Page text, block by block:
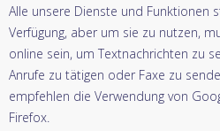
Alle unsere Dienste und Funktionen
Verfügung, aber um sie zu nutzen,
online sein, um Textnachrichten zu
Anrufe zu tätigen oder Faxe zu
empfehlen die Verwendung von
Firefox.